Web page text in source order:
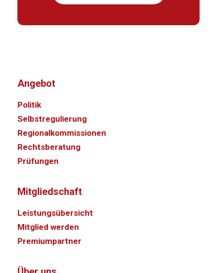
Angebot
Politik
Selbstregulierung
Regionalkommissionen
Rechtsberatung
Prüfungen
Mitgliedschaft
Leistungsübersicht
Mitglied werden
Premiumpartner